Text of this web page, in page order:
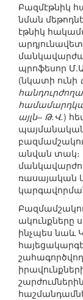
Բազմէթնիկ
նման
էթնիկ
պրոֆեսոր
(նկատի ունի
այլն– Թ.Վ.)
անվան տակ։
ռասայական
ակունքները
ինչպես նաև